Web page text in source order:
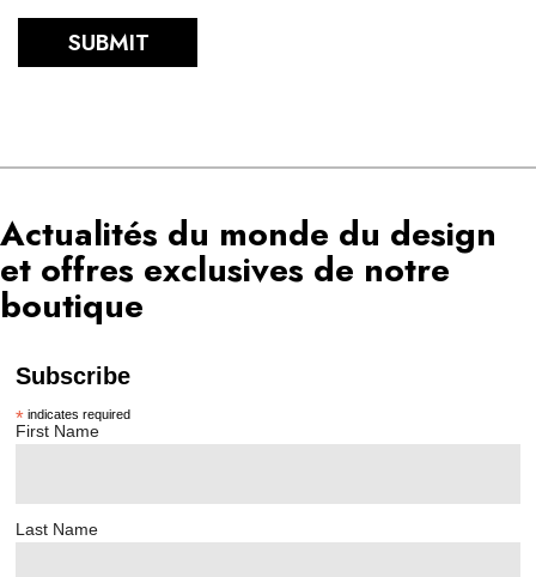
SUBMIT
Actualités du monde du design
et offres exclusives de notre
boutique
Subscribe
* indicates required
First Name
Last Name